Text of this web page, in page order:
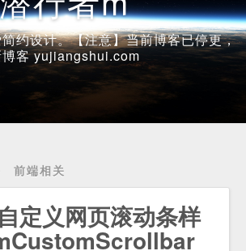
约设计。【注意】当前博客已停更，
博客 yujiangshui.com
前端相关
定义网页滚动条样